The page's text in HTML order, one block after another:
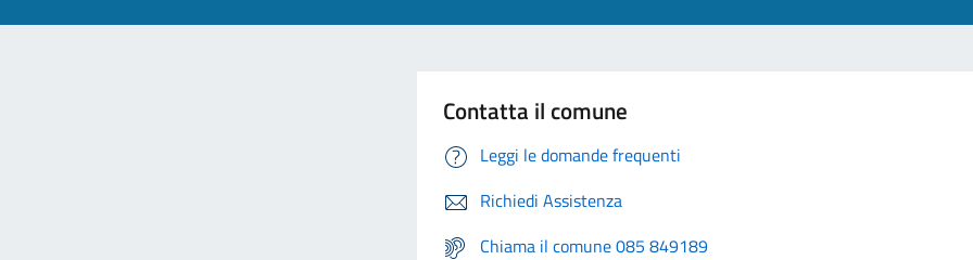
Contatta il comune
Leggi le domande frequenti
Richiedi Assistenza
Chiama il comune 085 849189